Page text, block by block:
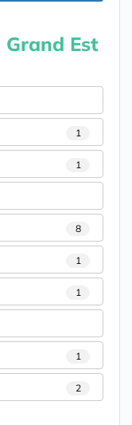
Grand Est
1
1
8
1
1
1
2